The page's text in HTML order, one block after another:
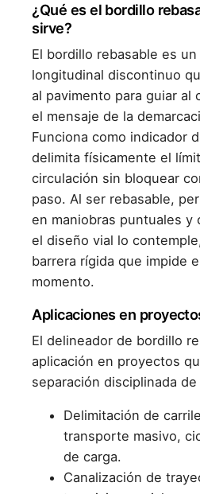
¿Qué es el bordillo
sirve?
El bordillo rebasable es un
longitudinal discontinuo
al pavimento para guiar al
el mensaje de la
Funciona como indicador
delimita físicamente el
circulación sin bloquear
paso. Al ser rebasable,
en maniobras puntuales y
el diseño vial lo
barrera rígida que impide
momento.
Aplicaciones en
El delineador de bordillo
aplicación en proyectos
separación disciplinada
Delimitación de
transporte masivo,
de carga.
Canalización de